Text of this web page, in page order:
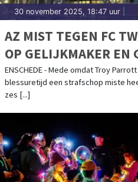
30 november 2025, 18:47 uur
AZ MIST TEGEN FC
OP GELIJKMAKER EN
ONDERUIT
ENSCHEDE - Mede omdat Troy
blessuretijd een strafschop miste
zes [...]